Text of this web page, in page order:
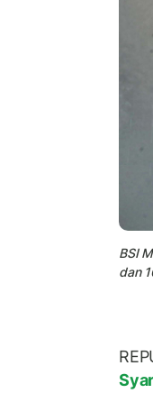
BSI
dan